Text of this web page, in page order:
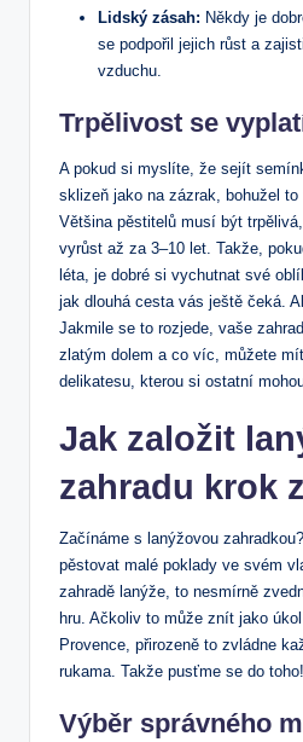
Lidský zásah: Někdy je
se podpořil jejich růst a
vzduchu.
Trpělivost se
A pokud si myslíte, že sejít
sklizeň jako na zázrak, bohužel to
Většina pěstitelů musí být
vyrůst až za 3–10 let. Takže,
léta, je dobré si vychutnat své
jak dlouhá cesta vás ještě čeká.
Jakmile se to rozjede, vaše
zlatým dolem a co víc, můžete
delikatesu, kterou si ostatní
Jak založit
zahradu krok
Začínáme s lanýžovou
pěstovat malé poklady ve svém
zahradě lanýže, to nesmírně
hru. Ačkoliv to může znít jako
Provence, přirozeně to zvládne
rukama. Takže pusťme se do toho!
Výběr správného